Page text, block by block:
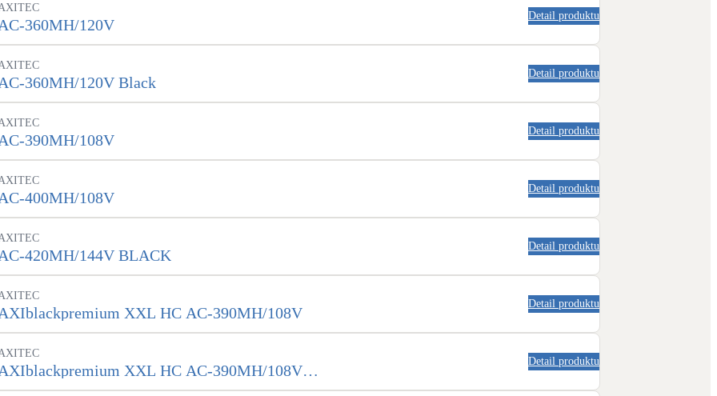
Pouze velké BESS
Šedá i černá odpadní voda
Akumulace dešťovky
AC-360MH/120V
Detail produktu
AC-360MH/120V Black
Detail produktu
AC-390MH/108V
Detail produktu
AC-400MH/108V
Detail produktu
AC-420MH/144V BLACK
Detail produktu
AXIblackpremium XXL HC AC-390MH/108V
Detail produktu
AXIblackpremium XXL HC AC-390MH/108V
Detail produktu